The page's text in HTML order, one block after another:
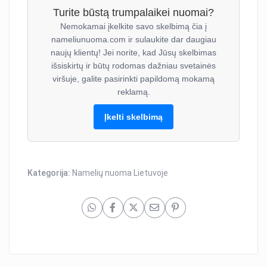
Turite būstą trumpalaikei nuomai?
Nemokamai įkelkite savo skelbimą čia į
nameliunuoma.com ir sulaukite dar daugiau
naujų klientų! Jei norite, kad Jūsų skelbimas
išsiskirtų ir būtų rodomas dažniau svetainės
viršuje, galite pasirinkti papildomą mokamą
reklamą.
Įkelti skelbimą
Kategorija: Namelių nuoma Lietuvoje